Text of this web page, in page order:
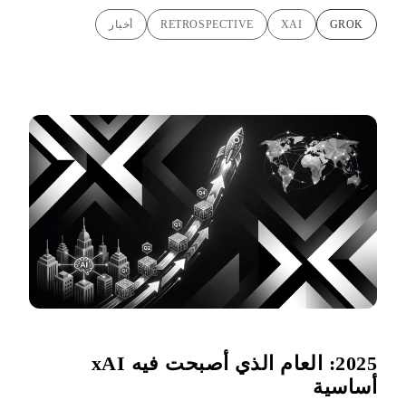
GROK
XAI
RETROSPECTIVE أخبار
2025: العام الذي أصبحت فيه xAI
أساسية